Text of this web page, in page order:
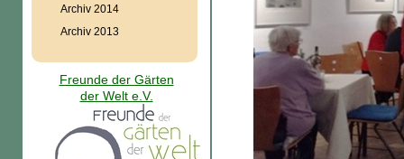
Archiv 2014
Archiv 2013
Freunde der Gärten
der Welt e.V.